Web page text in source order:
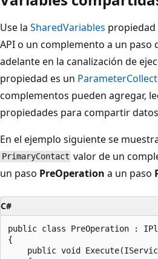
Use la SharedVariables propiedad
API o un complemento a un paso
adelante en la canalización de
propiedad es un
complementos pueden agregar,
propiedades para compartir
En el ejemplo siguiente se
PrimaryContact valor de un
un paso PreOperation a un paso
C#
public class PreOperation :
{
public void